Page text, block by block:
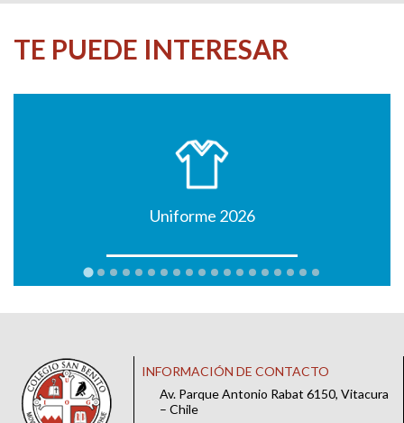
TE PUEDE INTERESAR
Uniforme 2026
INFORMACIÓN DE CONTACTO
Av. Parque Antonio Rabat 6150, Vitacura
– Chile